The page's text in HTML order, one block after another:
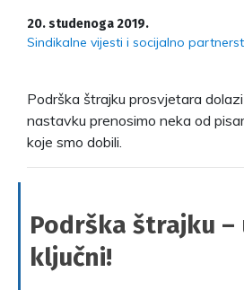
20. studenoga 2019.
Sindikalne vijesti i socijalno
Podrška štrajku prosvjetara
nastavku prenosimo neka od
koje smo dobili.
Podrška štrajku –
ključni!